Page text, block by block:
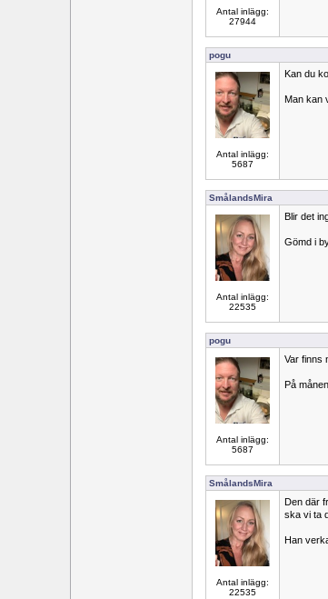
Antal inlägg:
27944
pogu
Antal inlägg:
5687
Kan du
Man kan
SmålandsMira
Antal inlägg:
22535
Blir det
Gömd i
pogu
Antal inlägg:
5687
Var finns
På
SmålandsMira
Antal inlägg:
22535
Den där
ska vi ta
Han